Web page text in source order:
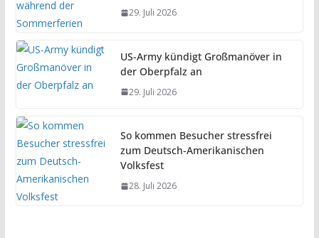
29. Juli 2026
US-Army kündigt Großmanöver in
der Oberpfalz an
29. Juli 2026
So kommen Besucher stressfrei
zum Deutsch-Amerikanischen
Volksfest
28. Juli 2026